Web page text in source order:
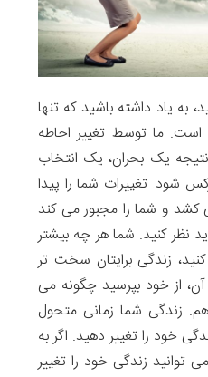
به یاد داشته باشید که تنها
است. ما توسط تغییر احاطه
یک بحران، یک انتخاب
شود. تغییرات شما را پیدا
و شما را مجبور می کند
نظر کنید. شما هر چه بیشتر
زندگی برایتان سخت تر
از خود بپرسید چگونه می
زندگی شما زمانی متحول
خود را تغییر دهید. اگر به
توانید زندگی خود را تغییر